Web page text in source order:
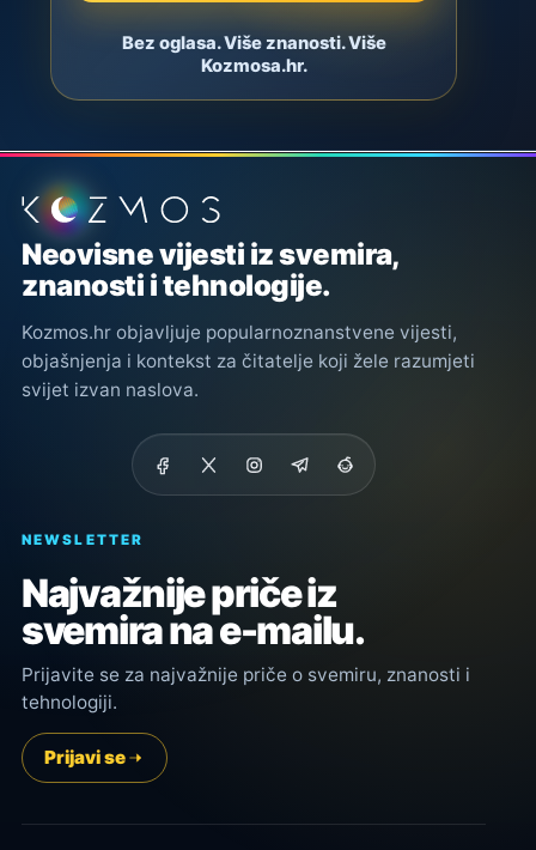
Bez oglasa. Više znanosti. Više
Kozmosa.hr.
Podnožje stranice
Neovisne vijesti iz svemira,
znanosti i tehnologije.
Kozmos.hr objavljuje popularnoznanstvene vijesti,
objašnjenja i kontekst za čitatelje koji žele razumjeti
svijet izvan naslova.
NEWSLETTER
Najvažnije priče iz
svemira na e-mailu.
Prijavite se za najvažnije priče o svemiru, znanosti i
tehnologiji.
Prijavi se